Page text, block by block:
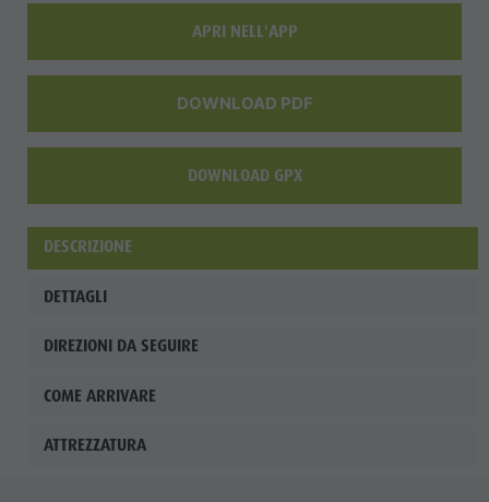
APRI NELL'APP
DOWNLOAD PDF
DOWNLOAD GPX
DESCRIZIONE
DETTAGLI
DIREZIONI DA SEGUIRE
COME ARRIVARE
ATTREZZATURA